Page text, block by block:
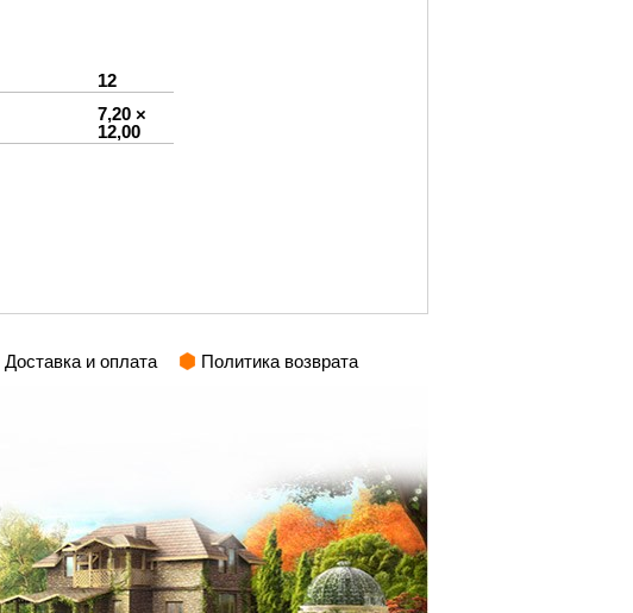
12
7,20 ×
12,00
Доставка и оплата
Политика возврата